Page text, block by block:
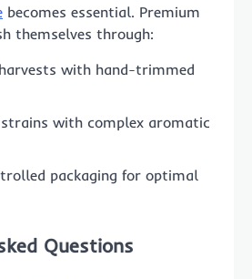
becomes essential. Premium
themselves through:
with hand-trimmed
with complex aromatic
packaging for optimal
Questions